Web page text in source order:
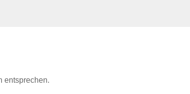
entsprechen.